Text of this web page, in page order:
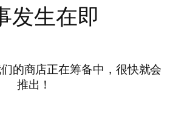
发生在即
的商店正在筹备中，很快就会
推出！